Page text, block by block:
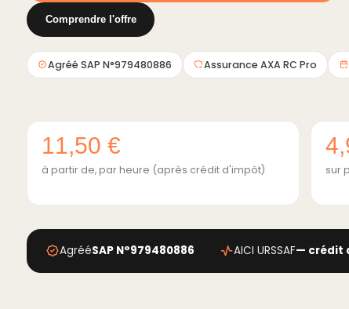
Comprendre l'offre
Agréé SAP N°979480886 Assurance AXA RC Pro
11,50 €
à partir de, par heure (après crédit d'impôt) sur
AgrééSAP N°979480886 AICI URSSAF— crédit